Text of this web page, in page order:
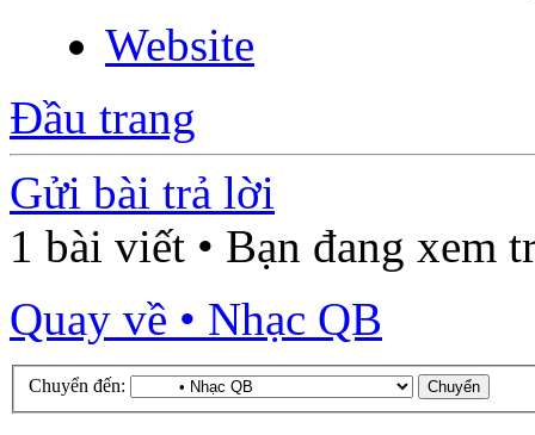
Website
Đầu trang
Gửi bài trả lời
1 bài viết • Bạn đang xem
Quay về • Nhạc QB
Chuyển đến: